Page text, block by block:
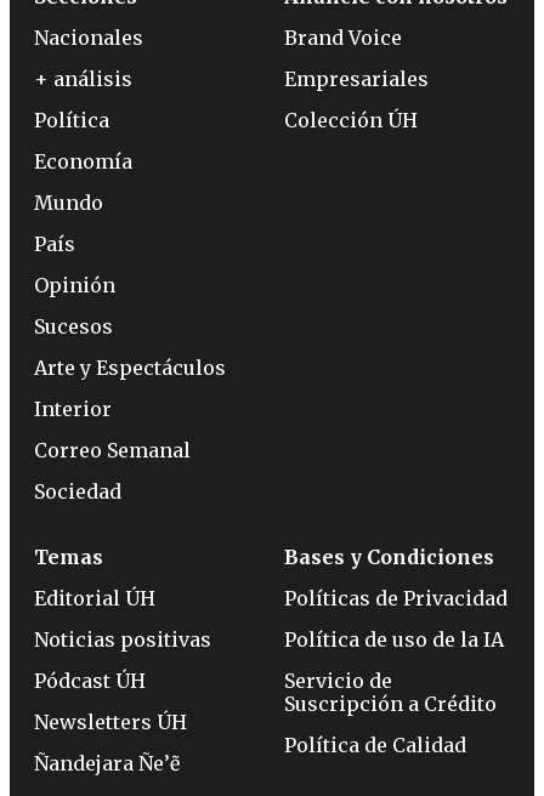
Nacionales
+ análisis
Política
Economía
Mundo
País
Opinión
Sucesos
Arte y Espectáculos
Interior
Correo Semanal
Sociedad
Brand Voice
Empresariales
Colección ÚH
Temas
Editorial ÚH
Noticias positivas
Pódcast ÚH
Newsletters ÚH
Ñandejara Ñe’ẽ
Bases y Condiciones
Políticas de Privacidad
Política de uso de la IA
Servicio de
Suscripción a Crédito
Política de Calidad